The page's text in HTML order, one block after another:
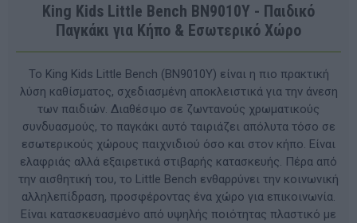
King Kids Little Bench BN9010Y - Παιδικό
Παγκάκι για Κήπο & Εσωτερικό Χώρο
Το King Kids Little Bench (BN9010Y) είναι η πιο πρακτική
λύση καθίσματος, σχεδιασμένη αποκλειστικά για την άνεση
των παιδιών. Διαθέσιμο σε ζωντανούς χρωματικούς
συνδυασμούς, το παγκάκι αυτό ταιριάζει απόλυτα τόσο σε
εσωτερικούς χώρους παιχνιδιού όσο και στον κήπο. Είναι
ελαφριάς αλλά εξαιρετικά στιβαρής κατασκευής. Πέρα από
την αισθητική του, το Little Bench ενθαρρύνει την κοινωνική
αλληλεπίδραση, προσφέροντας ένα χώρο για επικοινωνία.
Είναι κατασκευασμένο από υψηλής ποιότητας πλαστικό με